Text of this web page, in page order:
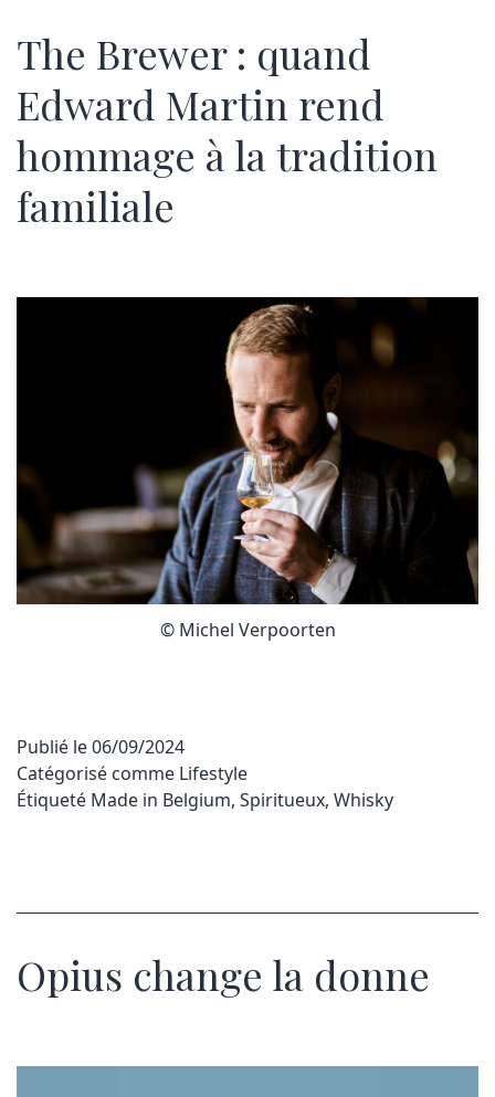
The Brewer : quand
Edward Martin rend
hommage à la tradition
familiale
© Michel Verpoorten
Publié le06/09/2024
Catégorisé comme Lifestyle
Étiqueté Made in Belgium, Spiritueux, Whisky
Opius change la donne